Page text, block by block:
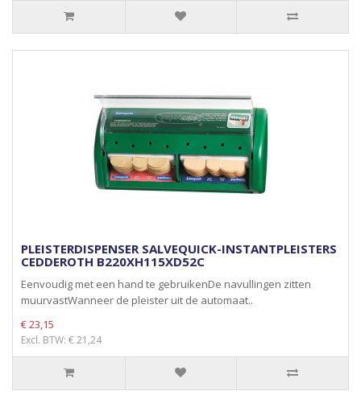
PLEISTERDISPENSER SALVEQUICK-INSTANTPLEISTERS
CEDDEROTH B220XH115XD52C
Eenvoudig met een hand te gebruikenDe navullingen zitten
muurvastWanneer de pleister uit de automaat..
€ 23,15
Excl. BTW: € 21,24